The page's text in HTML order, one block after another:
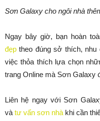
Sơn Galaxy cho ngôi nhà
Ngay bây giờ, bạn hoàn
đẹp theo đúng sở thích, nhu
việc thỏa thích lựa chọn
trang Online mà Sơn Galaxy
Liên hệ ngay với Sơn
và tư vấn sơn nhà khi cần